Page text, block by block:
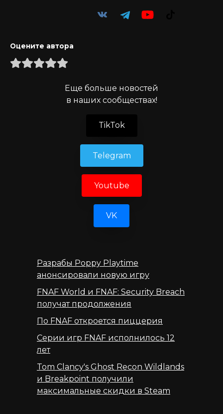
Оцените автора
Еще больше новостей
в наших сообществах!
TikTok
Telegram
Youtube
VK
Разрабы Poppy Playtime
анонсировали новую игру
FNAF World и FNAF: Security Breach
получат продолжения
По FNAF откроется пиццерия
Серии игр FNAF исполнилось 12
лет
Tom Clancy's Ghost Recon Wildlands
и Breakpoint получили
максимальные скидки в Steam